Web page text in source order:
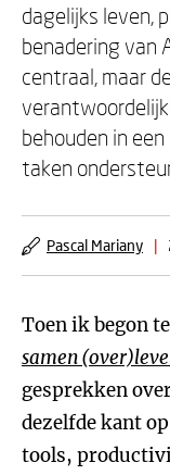
dagelijks leven,
benadering van
centraal, maar
behouden in
taken
Pascal Mariany |
Toen ik begon
samen
gesprekken
dezelfde kant
tools,